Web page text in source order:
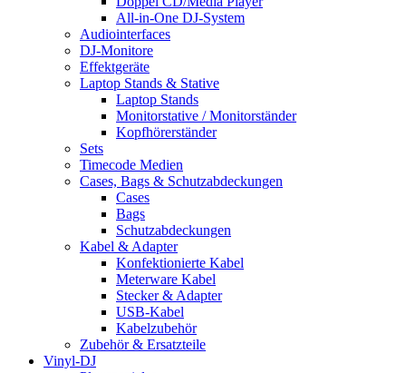
All-in-One DJ-System
Audiointerfaces
DJ-Monitore
Effektgeräte
Laptop Stands & Stative
Laptop Stands
Monitorstative / Monitorständer
Kopfhörerständer
Sets
Timecode Medien
Cases, Bags & Schutzabdeckungen
Cases
Bags
Schutzabdeckungen
Kabel & Adapter
Konfektionierte Kabel
Meterware Kabel
Stecker & Adapter
USB-Kabel
Kabelzubehör
Zubehör & Ersatzteile
Vinyl-DJ